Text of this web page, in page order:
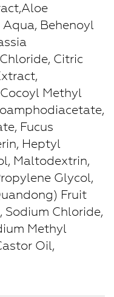
Behenoyl
Citric
Methyl
Fucus
Heptyl
Maltodextrin,
Glycol,
Fruit
Sodium Chloride,
Methyl
Oil,